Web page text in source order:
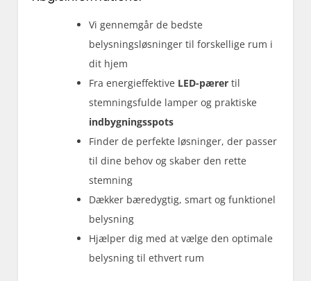
Vi gennemgår de bedste
belysningsløsninger til forskellige rum i
dit hjem
Fra energieffektive LED-pærer til
stemningsfulde lamper og praktiske
indbygningsspots
Finder de perfekte løsninger, der passer
til dine behov og skaber den rette
stemning
Dækker bæredygtig, smart og funktionel
belysning
Hjælper dig med at vælge den optimale
belysning til ethvert rum